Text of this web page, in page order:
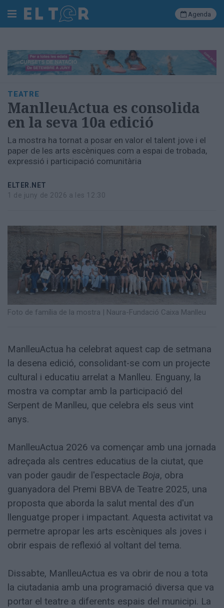
Cerca
Portada
Societat
Política
Municipal
Economia
i
empresa
Esports
Ràdio
Totes
notícies
Agenda
TEATRE
ManlleuActua es consolida
en la seva 10a edició
La mostra ha tornat a posar en valor el talent jove i el
paper de les arts escèniques com a espai de trobada,
expressió i participació comunitària
ELTER.NET
1 de juny de 2026 a les 12:30
Foto de família de la mostra | Naura-Fundació Caixa Manlleu
ManlleuActua ha celebrat aquest cap de setmana
la desena edició, consolidant-se com un projecte
cultural i educatiu arrelat a Manlleu. Enguany, la
mostra va comptar amb la participació del
Serpent de Manlleu, que celebra els seus vint
anys.
ManlleuActua 2026 va començar amb una jornada
adreçada als centres educatius de la ciutat, que
van poder gaudir de l'espectacle Boja, obra
guanyadora del Premi BBVA de Teatre 2025, una
proposta que aborda la salut mental des d'un
llenguatge proper i impactant. Aquesta activitat va
permetre apropar les arts escèniques als joves i
obrir espais de reflexió al voltant del tema.
Dissabte, ManlleuActua es va obrir de nou a tota
la ciutadania amb una programació diversa que va
portar el teatre a diferents espais del municipi. La